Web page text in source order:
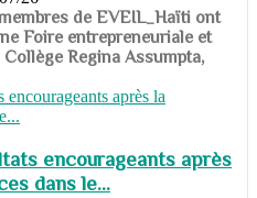
de EVEIL_Haïti ont
Foire entrepreneuriale et
Regina Assumpta,
encourageants après
dans le...